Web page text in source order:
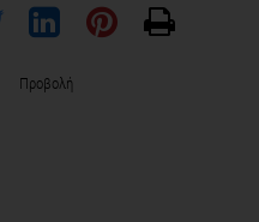
Προβολή